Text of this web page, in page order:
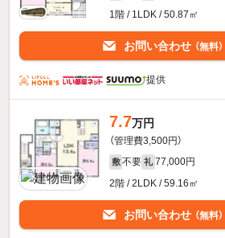
1階 / 1LDK / 50.87㎡
お問い合わせ （無料）
提供
7.7万円
（管理費3,500円）
敷 不要 礼 77,000円
2階 / 2LDK / 59.16㎡
お問い合わせ （無料）